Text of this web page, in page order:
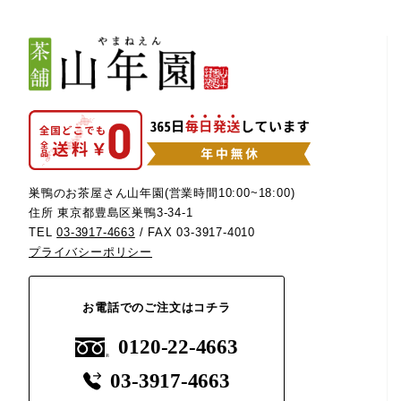
巣鴨のお茶屋さん山年園(営業時間10:00~18:00)
住所 東京都豊島区巣鴨3-34-1
TEL03-3917-4663 / FAX 03-3917-4010
プライバシーポリシー
お電話でのご注文はコチラ
0120-22-4663
03-3917-4663